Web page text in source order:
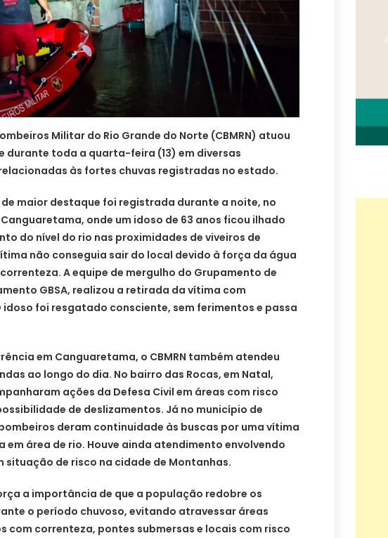
Militar do Rio Grande do Norte (CBMRN) atuou
durante toda a quarta-feira (13) em diversas
às fortes chuvas registradas no estado.
maior destaque foi registrada durante a noite, no
onde um idoso de 63 anos ficou ilhado
do nível do rio nas proximidades de viveiros de
não conseguia sair do local devido à força da água
A equipe de mergulho do Grupamento de
GBSA, realizou a retirada da vítima com
idoso foi resgatado consciente, sem ferimentos e passa
em Canguaretama, o CBMRN também atendeu
ao longo do dia. No bairro das Rocas, em Natal,
ações da Defesa Civil em áreas com risco
de deslizamentos. Já no município de
deram continuidade às buscas por uma vítima
em área de rio. Houve ainda atendimento envolvendo
situação de risco na cidade de Montanhas.
a importância de que a população redobre os
o período chuvoso, evitando atravessar áreas
com correnteza, pontes submersas e locais com risco